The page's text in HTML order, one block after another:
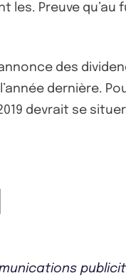
les. Preuve
des
dernière.
devrait se